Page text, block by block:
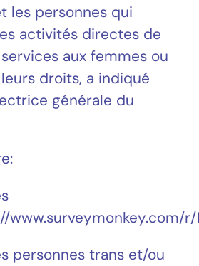
les personnes qui
activités directes de
aux femmes ou
droits, a indiqué
générale du
www.surveymonkey.com/r/
personnes trans et/ou